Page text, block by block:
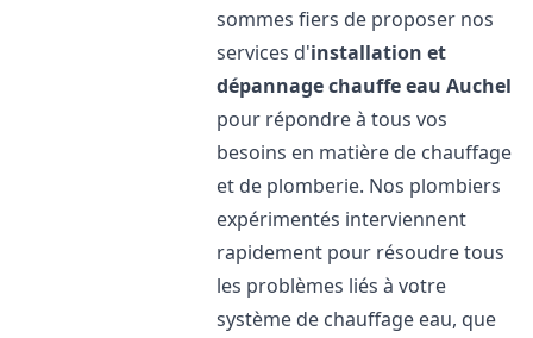
sommes fiers de proposer nos
services d'installation et
dépannage chauffe eau Auchel
pour répondre à tous vos
besoins en matière de chauffage
et de plomberie. Nos plombiers
expérimentés interviennent
rapidement pour résoudre tous
les problèmes liés à votre
système de chauffage eau, que